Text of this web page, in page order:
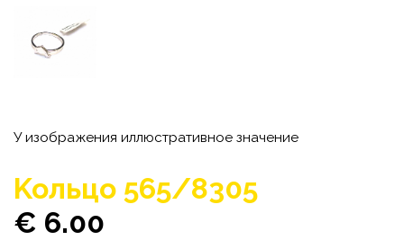
У изображения иллюстративное значение
Koльцо 565/8305
€ 6.00